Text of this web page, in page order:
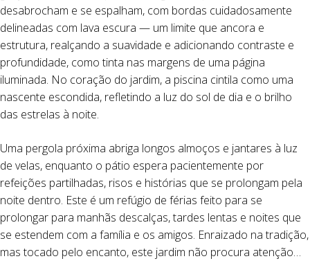
desabrocham e se espalham, com bordas cuidadosamente
delineadas com lava escura — um limite que ancora e
estrutura, realçando a suavidade e adicionando contraste e
profundidade, como tinta nas margens de uma página
iluminada. No coração do jardim, a piscina cintila como uma
nascente escondida, refletindo a luz do sol de dia e o brilho
das estrelas à noite.
Uma pergola próxima abriga longos almoços e jantares à luz
de velas, enquanto o pátio espera pacientemente por
refeições partilhadas, risos e histórias que se prolongam pela
noite dentro. Este é um refúgio de férias feito para se
prolongar para manhãs descalças, tardes lentas e noites que
se estendem com a família e os amigos. Enraizado na tradição,
mas tocado pelo encanto, este jardim não procura atenção…